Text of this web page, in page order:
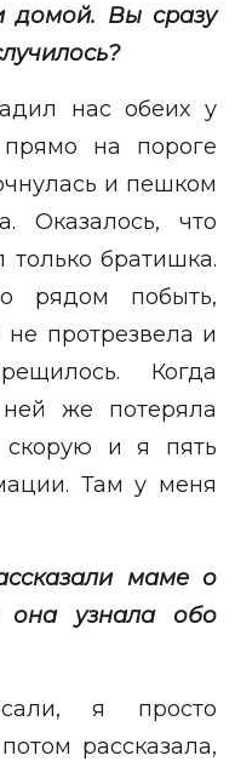
домой. Вы сразу
нас обеих у
на пороге
и пешком
Оказалось, что
братишка.
рядом побыть,
протрезвела и
Когда
же потеряла
скорую и я пять
Там у меня
маме о
узнала обо
я просто
рассказала,